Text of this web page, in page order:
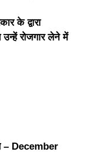
के द्वारा
उन्हें रोजगार लेने में
– December